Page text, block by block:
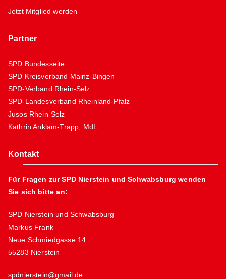
Jetzt Mitglied werden
Partner
SPD Bundesseite
SPD Kreisverband Mainz-Bingen
SPD-Verband Rhein-Selz
SPD-Landesverband Rheinland-Pfalz
Jusos Rhein-Selz
Kathrin Anklam-Trapp, MdL
Kontakt
Für Fragen zur SPD Nierstein und Schwabsburg wenden
Sie sich bitte an:
SPD Nierstein und Schwabsburg
Markus Frank
Neue Schmiedgasse 14
55283 Nierstein
spdnierstein@gmail.de